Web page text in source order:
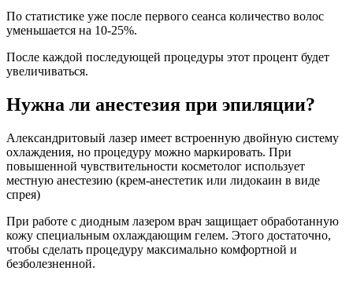
По статистике уже после первого сеанса количество волос
уменьшается на 10-25%.
После каждой последующей процедуры этот процент будет
увеличиваться.
Нужна ли анестезия при эпиляции?
Александритовый лазер имеет встроенную двойную систему
охлаждения, но процедуру можно маркировать. При
повышенной чувствительности косметолог использует
местную анестезию (крем-анестетик или лидокаин в виде
спрея)
При работе с диодным лазером врач защищает обработанную
кожу специальным охлаждающим гелем. Этого достаточно,
чтобы сделать процедуру максимально комфортной и
безболезненной.